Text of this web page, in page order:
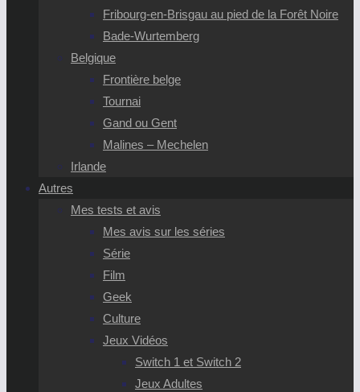
Fribourg-en-Brisgau au pied de la Forêt Noire
Bade-Wurtemberg
Belgique
Frontière belge
Tournai
Gand ou Gent
Malines – Mechelen
Irlande
Autres
Mes tests et avis
Mes avis sur les séries
Série
Film
Geek
Culture
Jeux Vidéos
Switch 1 et Switch 2
Jeux Adultes